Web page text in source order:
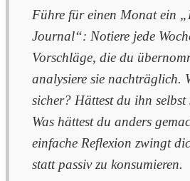
Führe für einen Monat ein
Journal“: Notiere jede
Vorschläge, die du
analysiere sie nachträglich.
sicher? Hättest du ihn selbst
Was hättest du anders
einfache Reflexion zwingt
statt passiv zu konsumieren.